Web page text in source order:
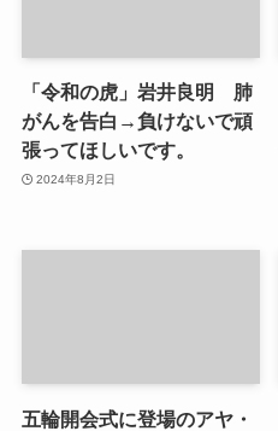
「令和の虎」岩井良明 肺
がんを告白→負けないで頑
張ってほしいです。
2024年8月2日
五輪開会式に登場のアヤ・